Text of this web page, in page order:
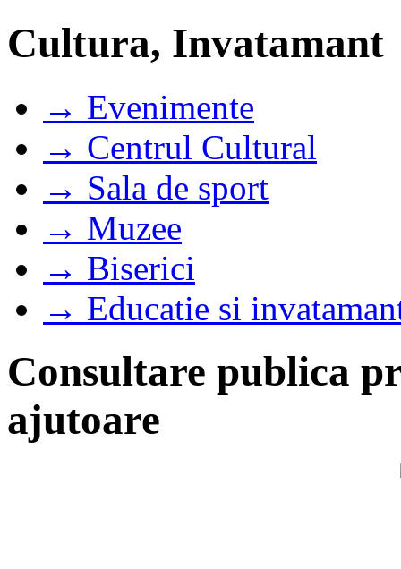
Cultura, Invatamant
→ Evenimente
→ Centrul Cultural
→ Sala de sport
→ Muzee
→ Biserici
→ Educatie si
Consultare publica
ajutoare